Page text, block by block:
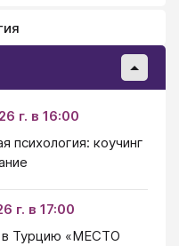
г. в 16:00
психология: коучинг
г. в 17:00
в Турцию «МЕСТО